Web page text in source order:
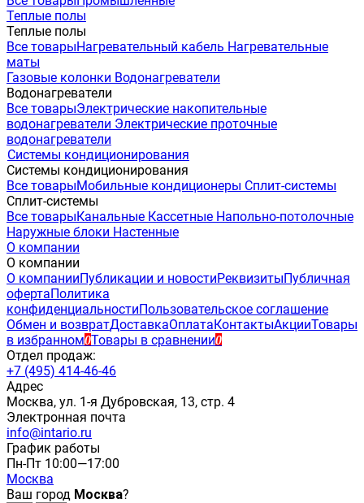
Теплые полы
Теплые полы
Все товарыНагревательный кабель Нагревательные
маты
Газовые колонки Водонагреватели
Водонагреватели
Все товарыЭлектрические накопительные
водонагреватели Электрические проточные
водонагреватели
Системы кондиционирования
Системы кондиционирования
Все товарыМобильные кондиционеры Сплит-системы
Сплит-системы
Все товарыКанальные Кассетные Напольно-потолочные
Наружные блоки Настенные
О компании
О компании
О компанииПубликации и новостиРеквизитыПубличная
офертаПолитика
конфиденциальностиПользовательское соглашение
Обмен и возвратДоставкаОплатаКонтактыАкцииТовары
в избранном0Товары в сравнении0
Отдел продаж:
+7 (495) 414-46-46
Адрес
Москва, ул. 1-я Дубровская, 13, стр. 4
Электронная почта
info@intario.ru
График работы
Пн-Пт 10:00—17:00
Москва
Ваш город Москва?